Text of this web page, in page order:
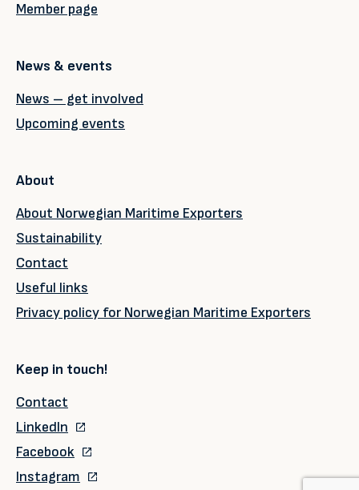
Member page
News & events
News – get involved
Upcoming events
About
About Norwegian Maritime Exporters
Sustainability
Contact
Useful links
Privacy policy for Norwegian Maritime Exporters
Keep in touch!
Contact
LinkedIn
Facebook
Instagram